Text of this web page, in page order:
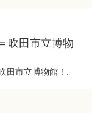
吹田市立博物
市立博物館！.